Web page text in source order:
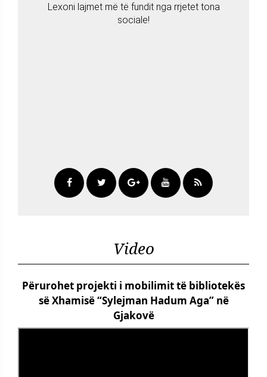
Lexoni lajmet më të fundit nga rrjetet tona
sociale!
Video
Përurohet projekti i mobilimit të bibliotekës
së Xhamisë “Sylejman Hadum Aga” në
Gjakovë